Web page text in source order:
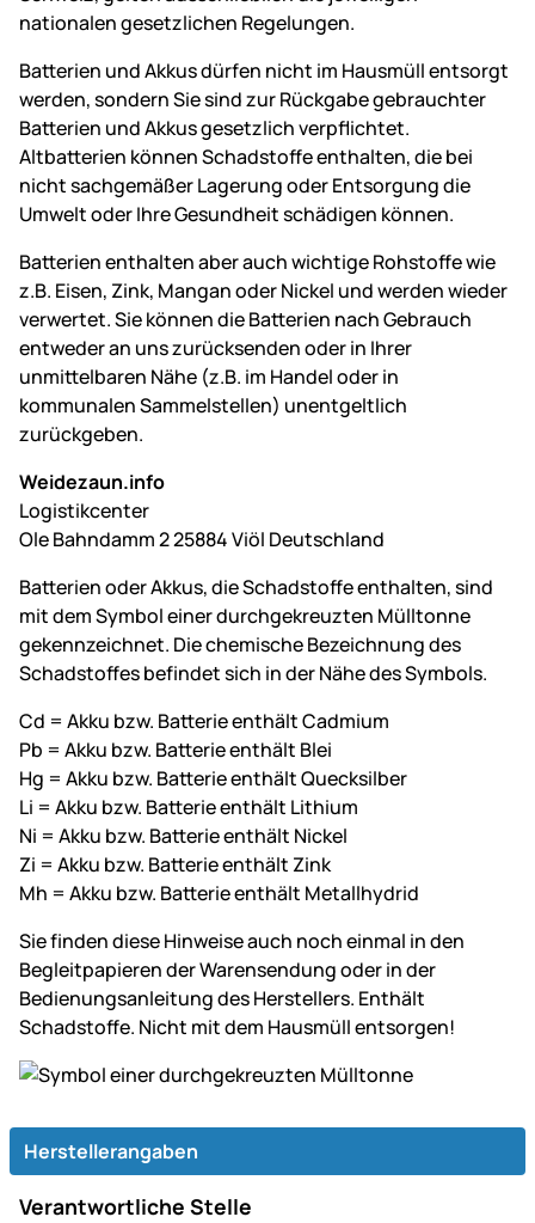
nationalen gesetzlichen Regelungen.
Batterien und Akkus dürfen nicht im Hausmüll entsorgt
werden, sondern Sie sind zur Rückgabe gebrauchter
Batterien und Akkus gesetzlich verpflichtet.
Altbatterien können Schadstoffe enthalten, die bei
nicht sachgemäßer Lagerung oder Entsorgung die
Umwelt oder Ihre Gesundheit schädigen können.
Batterien enthalten aber auch wichtige Rohstoffe wie
z.B. Eisen, Zink, Mangan oder Nickel und werden wieder
verwertet. Sie können die Batterien nach Gebrauch
entweder an uns zurücksenden oder in Ihrer
unmittelbaren Nähe (z.B. im Handel oder in
kommunalen Sammelstellen) unentgeltlich
zurückgeben.
Weidezaun.info
Logistikcenter
Ole Bahndamm 2 25884 Viöl Deutschland
Batterien oder Akkus, die Schadstoffe enthalten, sind
mit dem Symbol einer durchgekreuzten Mülltonne
gekennzeichnet. Die chemische Bezeichnung des
Schadstoffes befindet sich in der Nähe des Symbols.
Cd = Akku bzw. Batterie enthält Cadmium
Pb = Akku bzw. Batterie enthält Blei
Hg = Akku bzw. Batterie enthält Quecksilber
Li = Akku bzw. Batterie enthält Lithium
Ni = Akku bzw. Batterie enthält Nickel
Zi = Akku bzw. Batterie enthält Zink
Mh = Akku bzw. Batterie enthält Metallhydrid
Sie finden diese Hinweise auch noch einmal in den
Begleitpapieren der Warensendung oder in der
Bedienungsanleitung des Herstellers. Enthält
Schadstoffe. Nicht mit dem Hausmüll entsorgen!
Herstellerangaben
Verantwortliche Stelle